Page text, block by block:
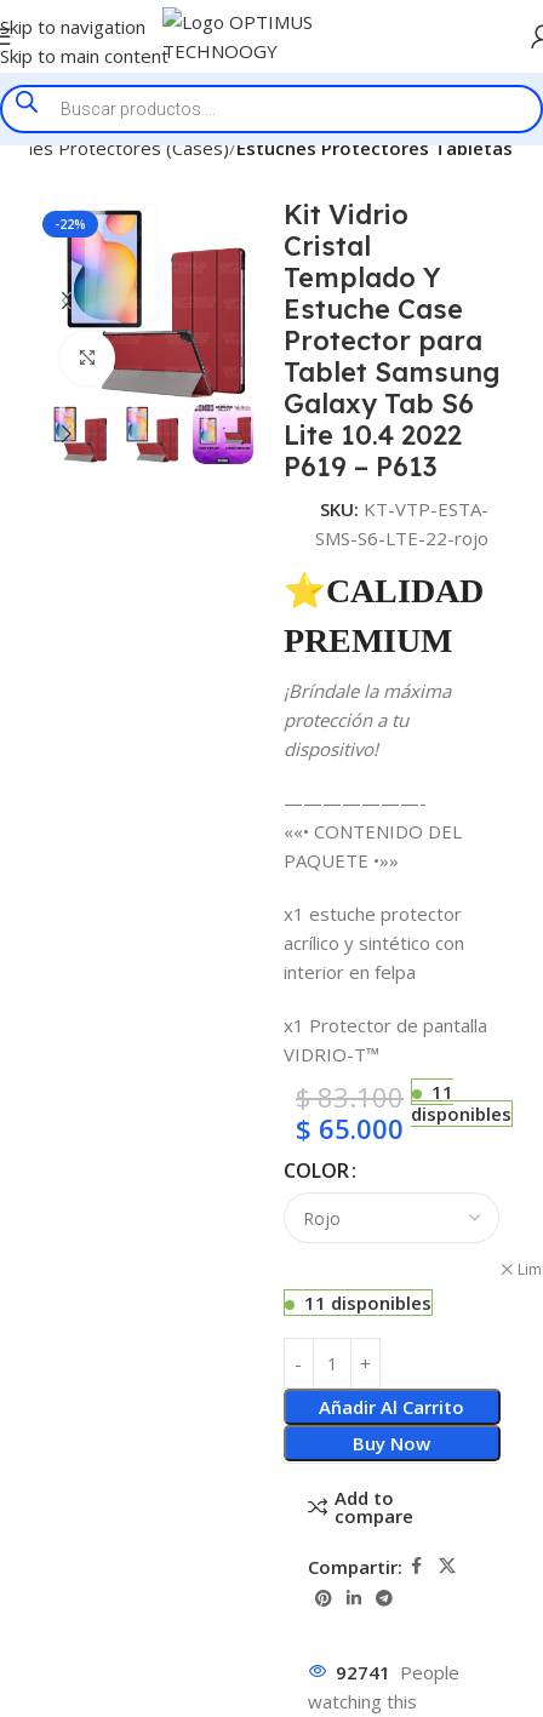
Skip to navigation
Skip to main content
Protectores (Cases) Estuches Protectores Tabletas
-22%
Click to enlarge
Kit Vidrio
Cristal
Templado Y
Estuche Case
Protector para
Tablet Samsung
Galaxy Tab S6
Lite 10.4 2022
P619 – P613
SKU: KT-VTP-ESTA-
SMS-S6-LTE-22-rojo
⭐CALIDAD
PREMIUM
¡Bríndale la máxima
protección a tu
dispositivo!
———————-
««• CONTENIDO DEL
PAQUETE •»»
x1 estuche protector
acrílico y sintético con
interior en felpa
x1 Protector de pantalla
VIDRIO-T™
$83.100
$ 65.000
11
disponibles
COLOR
11 disponibles
Añadir Al Carrito
Buy Now
Add to
compare
Compartir:
92741 People
watching this